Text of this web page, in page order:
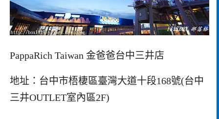
PappaRich Taiwan 金爸爸台中三井店
地址：台中市梧棲區臺灣大道十段168號(台中
三井OUTLET室內區2F)